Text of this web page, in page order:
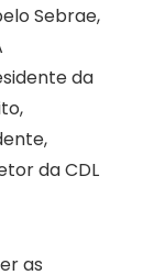
Sebrae,
da
da CDL
as